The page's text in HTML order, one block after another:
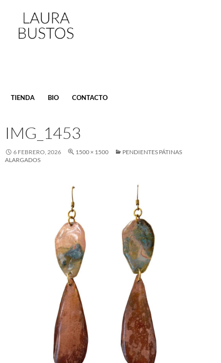
AL
TIENDA BIO CONTACTO
IMG_1453
6 FEBRERO, 2026 1500 × 1500
PENDIENTES PÁTINAS
ALARGADOS